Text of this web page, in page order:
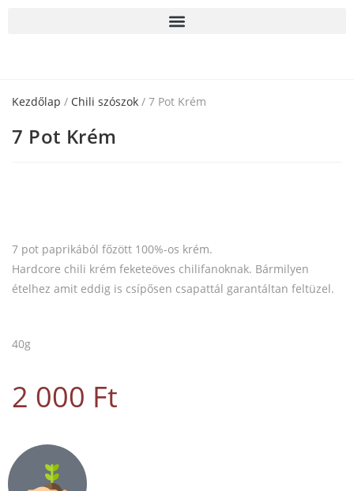
Kezdőlap / Chili szószok / 7 Pot Krém
7 Pot Krém
7 pot paprikából főzött 100%-os krém.
Hardcore chili krém feketeöves chilifanoknak. Bármilyen
ételhez amit eddig is csípősen csapattál garantáltan feltüzel.
40g
2 000 Ft